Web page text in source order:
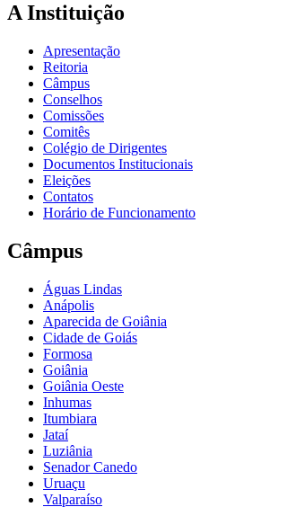
A Instituição
Apresentação
Reitoria
Câmpus
Conselhos
Comissões
Comitês
Colégio de Dirigentes
Documentos Institucionais
Eleições
Contatos
Horário de Funcionamento
Câmpus
Águas Lindas
Anápolis
Aparecida de Goiânia
Cidade de Goiás
Formosa
Goiânia
Goiânia Oeste
Inhumas
Itumbiara
Jataí
Luziânia
Senador Canedo
Uruaçu
Valparaíso